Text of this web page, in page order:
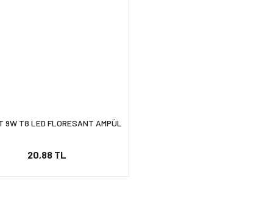
9W T8 LED FLORESANT AMPÜL
20,88 TL